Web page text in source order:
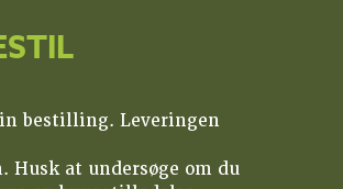
bestilling. Leveringen
Husk at undersøge om du